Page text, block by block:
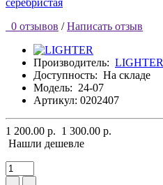
0 отзывов / Написать отзыв
Производитель: LIGHTER
Доступность: На складе
Модель: 24-07
Артикул: 0202407
1 200.00 р. 1 300.00 р.
Нашли дешевле